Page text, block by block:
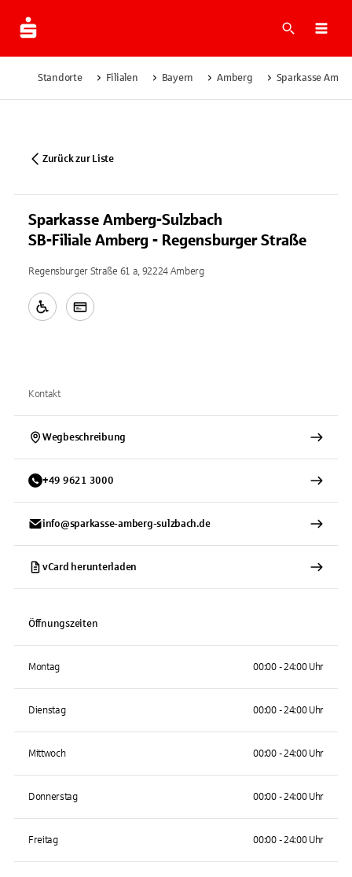
Suche
Standorte Filialen Bayern Amberg Sparkasse
Zurück zur Liste
Sparkasse Amberg-Sulzbach
SB-Filiale Amberg - Regensburger Straße
Regensburger Straße 61 a, 92224 Amberg
Kontakt
Wegbeschreibung
+49 9621 3000
info@sparkasse-amberg-sulzbach.de
vCard herunterladen
Öffnungszeiten
Montag 00:00 - 24:00 Uhr
Dienstag 00:00 - 24:00 Uhr
Mittwoch 00:00 - 24:00 Uhr
Donnerstag 00:00 - 24:00 Uhr
Freitag 00:00 - 24:00 Uhr